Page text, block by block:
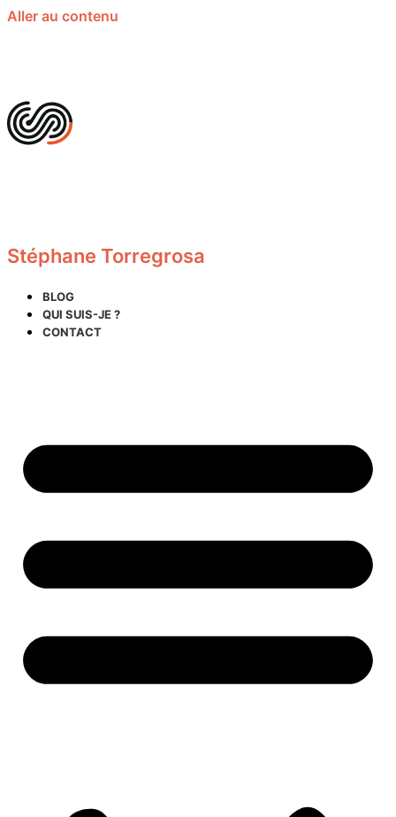
Aller au contenu
Stéphane Torregrosa
BLOG
QUI SUIS-JE ?
CONTACT